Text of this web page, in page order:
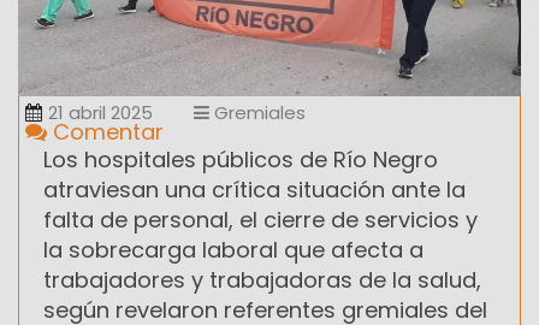
21 abril 2025 Gremiales
Comentar
Los hospitales públicos de Río Negro
atraviesan una crítica situación ante la
falta de personal, el cierre de servicios y
la sobrecarga laboral que afecta a
trabajadores y trabajadoras de la salud,
según revelaron referentes gremiales del